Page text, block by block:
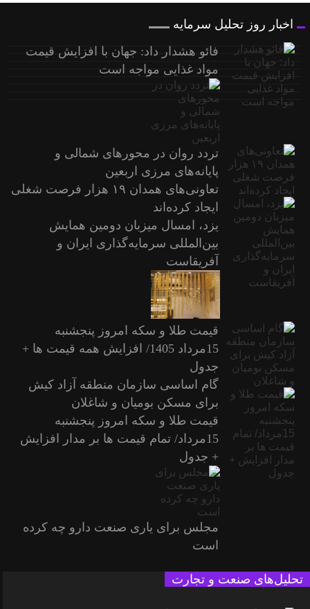
اخبار روز تحلیل سرمایه
فائو هشدار داد: جهان با افزایش قیمت
مواد غذایی مواجه است
تردد روان در محورهای شمالی و
پایانه‌های مرزی اربعین
تعاونی‌های همدان ۱۹ هزار فرصت شغلی
ایجاد کرده‌اند
یزد، امسال میزبان دومین همایش
بین‌المللی سرمایه‌گذاری ایران و
آفریقاست
قیمت طلا و سکه امروز پنجشنبه
15مرداد 1405/ افزایش همه قیمت ها +
جدول
گام اساسی سازمان منطقه آزاد کیش
برای مسکن بومیان و شاغلان
قیمت طلا و سکه امروز پنجشنبه
15مرداد/ تمام قیمت ها بر مدار افزایش
+ جدول
مجلس برای یاری صنعت دارو چه کرده
است
تحلیل‌های صنعت و تجارت